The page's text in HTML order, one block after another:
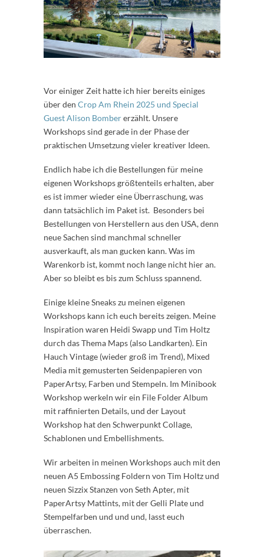
Vor einiger Zeit hatte ich hier bereits einiges
über den Crop Am Rhein 2025 und Special
Guest Alison Bombererzählt. Unsere
Workshops sind gerade in der Phase der
praktischen Umsetzung vieler kreativer Ideen.
Endlich habe ich die Bestellungen für meine
eigenen Workshops größtenteils erhalten, aber
es ist immer wieder eine Überraschung, was
dann tatsächlich im Paket ist. Besonders bei
Bestellungen von Herstellern aus den USA, denn
neue Sachen sind manchmal schneller
ausverkauft, als man gucken kann. Was im
Warenkorb ist, kommt noch lange nicht hier an.
Aber so bleibt es bis zum Schluss spannend.
Einige kleine Sneaks zu meinen eigenen
Workshops kann ich euch bereits zeigen. Meine
Inspiration waren Heidi Swapp und Tim Holtz
durch das Thema Maps (also Landkarten). Ein
Hauch Vintage (wieder groß im Trend), Mixed
Media mit gemusterten Seidenpapieren von
PaperArtsy, Farben und Stempeln. Im Minibook
Workshop werkeln wir ein File Folder Album
mit raffinierten Details, und der Layout
Workshop hat den Schwerpunkt Collage,
Schablonen und Embellishments.
Wir arbeiten in meinen Workshops auch mit den
neuen A5 Embossing Foldern von Tim Holtz und
neuen Sizzix Stanzen von Seth Apter, mit
PaperArtsy Mattints, mit der Gelli Plate und
Stempelfarben und und und, lasst euch
überraschen.